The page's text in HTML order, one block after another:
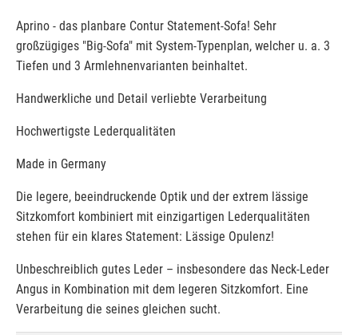
Aprino - das planbare Contur Statement-Sofa! Sehr
großzügiges "Big-Sofa" mit System-Typenplan, welcher u. a. 3
Tiefen und 3 Armlehnenvarianten beinhaltet.
Handwerkliche und Detail verliebte Verarbeitung
Hochwertigste Lederqualitäten
Made in Germany
Die legere, beeindruckende Optik und der extrem lässige
Sitzkomfort kombiniert mit einzigartigen Lederqualitäten
stehen für ein klares Statement: Lässige Opulenz!
Unbeschreiblich gutes Leder – insbesondere das Neck-Leder
Angus in Kombination mit dem legeren Sitzkomfort. Eine
Verarbeitung die seines gleichen sucht.